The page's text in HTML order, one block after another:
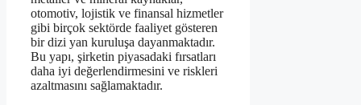
otomotiv, lojistik ve finansal hizmetler
gibi birçok sektörde faaliyet gösteren
bir dizi yan kuruluşa dayanmaktadır.
Bu yapı, şirketin piyasadaki fırsatları
daha iyi değerlendirmesini ve riskleri
azaltmasını sağlamaktadır.